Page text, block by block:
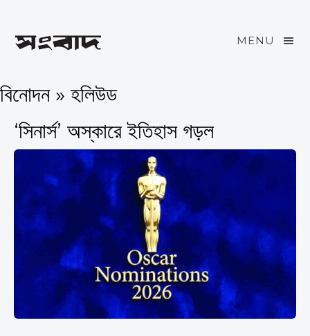
MENU
বিনোদন » হলিউড
‘সিনার্স’ অস্কারে ইতিহাস গড়ল